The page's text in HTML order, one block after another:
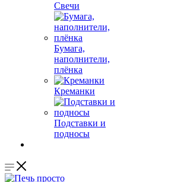
Свечи
Бумага,
наполнители,
плёнка
Креманки
Подставки и
подносы